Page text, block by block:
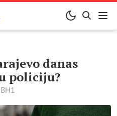
danas
policiju?